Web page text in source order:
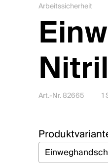
Arbeitssicherheit
Art.-Nr. 82665 1